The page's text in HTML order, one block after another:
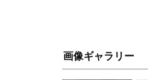
画像ギャラリー